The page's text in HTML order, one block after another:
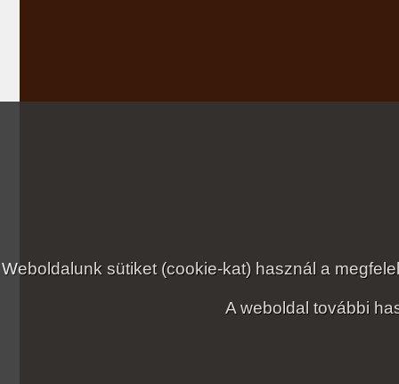
Weboldalunk sütiket (cookie-kat) használ a
A weboldal további